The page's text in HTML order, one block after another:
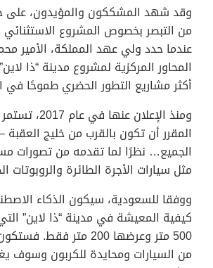
وقد شهد المشككون والمؤيدون، على
من التبصر بخصوص المشروع الاستثنائي
عندما حدد ولي عهد المملكة، الأمير
المحاور المركزية لمشروع مدينة “ذا
أكثر مشاريع التطور الحضري طموحًا في
ومنذ الإعلان
المقرر أن تكون بالقرب من خليج
الجميع… نظرًا لما تقدمه من تصورات
مثل سيارات الأجرة الطائرة والروبوتات
ووفقا للسعودية، سيكون الذكاء
كيفية المعيشة في مدينة “ذا لاين”
500 متر وعرضها 200 متر
من السيارات ومحايدة للكربون وسوف